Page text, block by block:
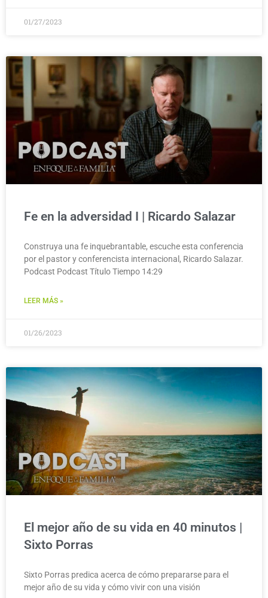
01/27/2023
Fe en la adversidad I | Ricardo Salazar
Construya una fe inquebrantable, escuche esta conferencia
por el pastor y conferencista internacional, Ricardo Salazar.
Podcast Podcast Título Tiempo 14:29
LEER MÁS »
01/26/2023
El mejor año de su vida en 40 minutos |
Sixto Porras
Sixto Porras predica acerca de cómo prepararse para el
mejor año de su vida y cómo vivir con una visión